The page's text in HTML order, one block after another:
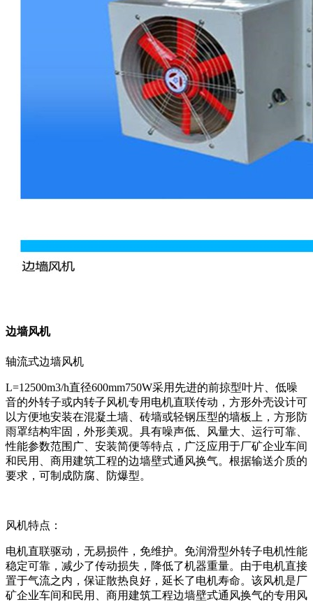
边墙风机
轴流式边墙风机
L=12500m3/h直径600mm750W采用先进的前掠型叶片、低噪
音的外转子或内转子风机专用电机直联传动，方形外壳设计可
以方便地安装在混凝土墙、砖墙或轻钢压型的墙板上，方形防
雨罩结构牢固，外形美观。具有噪声低、风量大、运行可靠、
性能参数范围广、安装简便等特点，广泛应用于厂矿企业车间
和民用、商用建筑工程的边墙壁式通风换气。根据输送介质的
要求，可制成防腐、防爆型。
风机特点：
电机直联驱动，无易损件，免维护。免润滑型外转子电机性能
稳定可靠，减少了传动损失，降低了机器重量。由于电机直接
置于气流之内，保证散热良好，延长了电机寿命。该风机是厂
矿企业车间和民用、商用建筑工程边墙壁式通风换气的专用风